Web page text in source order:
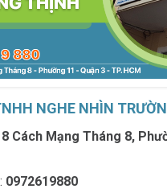
NGHE NHÌN
Cách Mạng Tháng 8,
0972619880